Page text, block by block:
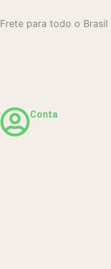
para
Frete para todo o Brasil
Conta